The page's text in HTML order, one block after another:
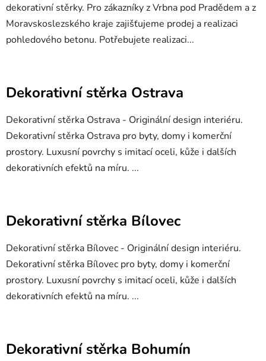
dekorativní stěrky. Pro zákazníky z Vrbna pod Pradědem a z
Moravskoslezského kraje zajišťujeme prodej a realizaci
pohledového betonu. Potřebujete realizaci...
Dekorativní stěrka Ostrava
Dekorativní stěrka Ostrava - Originální design interiéru.
Dekorativní stěrka Ostrava pro byty, domy i komerční
prostory. Luxusní povrchy s imitací oceli, kůže i dalších
dekorativních efektů na míru. ...
Dekorativní stěrka Bílovec
Dekorativní stěrka Bílovec - Originální design interiéru.
Dekorativní stěrka Bílovec pro byty, domy i komerční
prostory. Luxusní povrchy s imitací oceli, kůže i dalších
dekorativních efektů na míru. ...
Dekorativní stěrka Bohumín